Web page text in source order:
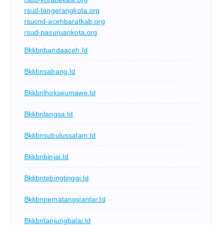
rsud-tangerangkota.org
rsucnd-acehbaratkab.org
rsud-pasuruankota.org
Bkkbnbandaaceh.id
Bkkbnsabang.id
Bkkbnlhokseumawe.id
Bkkbnlangsa.id
Bkkbnsubulussalam.id
Bkkbnbinjai.id
Bkkbntebingtinggi.id
Bkkbnpematangsiantar.id
Bkkbntanjungbalai.id